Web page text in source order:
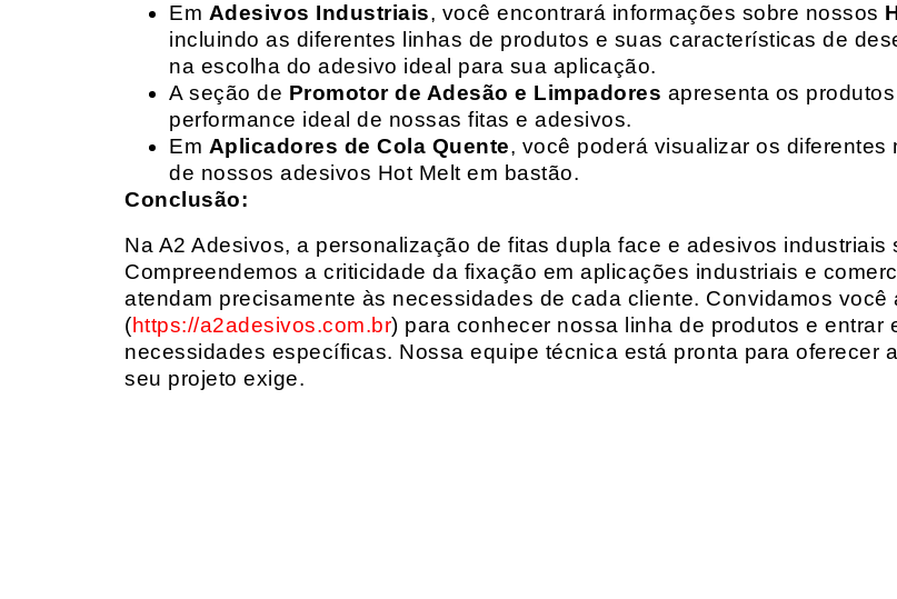
Em Adesivos Industriais, você encontrará informações sobre nossos
incluindo as diferentes linhas de produtos e suas características de
na escolha do adesivo ideal para sua aplicação.
A seção de Promotor de Adesão e Limpadores apresenta os
performance ideal de nossas fitas e adesivos.
Em Aplicadores de Cola Quente, você poderá visualizar os
de nossos adesivos Hot Melt em bastão.
Conclusão:
Na A2 Adesivos, a personalização de fitas dupla face e adesivos
Compreendemos a criticidade da fixação em aplicações industriais e
atendam precisamente às necessidades de cada cliente. Convidamos você
(https://a2adesivos.com.br) para conhecer nossa linha de produtos e entrar
necessidades específicas. Nossa equipe técnica está pronta para oferecer
seu projeto exige.